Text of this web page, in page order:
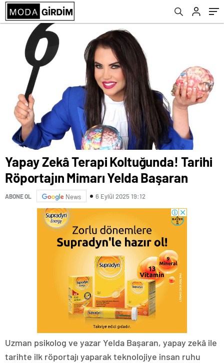
Yapay Zekâ Terapi Koltuğunda! Tarihi
Röportajın Mimarı Yelda Başaran
ABONE OL News 6 Eylül 2025 19:12
Uzman psikolog ve yazar Yelda Başaran, yapay zekâ ile
tarihte ilk röportajı yaparak teknolojiye insan ruhu